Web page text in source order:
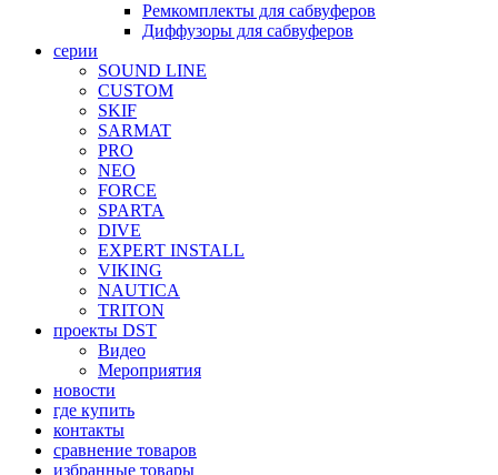
Ремкомплекты для сабвуферов
Диффузоры для сабвуферов
серии
SOUND LINE
CUSTOM
SKIF
SARMAT
PRO
NEO
FORCE
SPARTA
DIVE
EXPERT INSTALL
VIKING
NAUTICA
TRITON
проекты DST
Видео
Мероприятия
новости
где купить
контакты
сравнение товаров
избранные товары